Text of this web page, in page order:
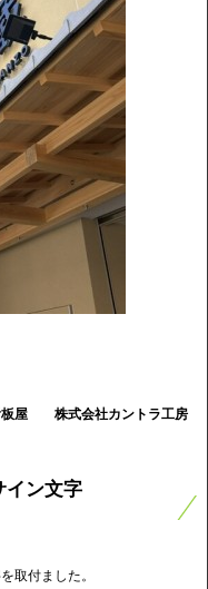
屋 株式会社カントラ工房
ン文字
取付ました。